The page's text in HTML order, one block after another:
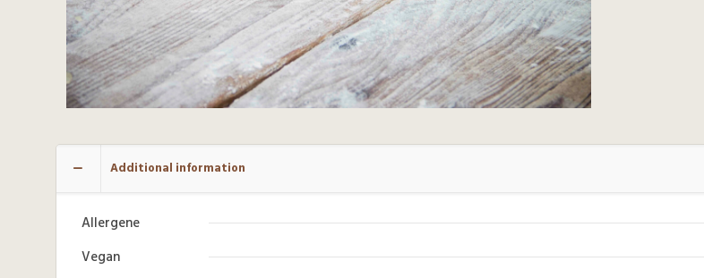
Additional information
Allergene
Vegan